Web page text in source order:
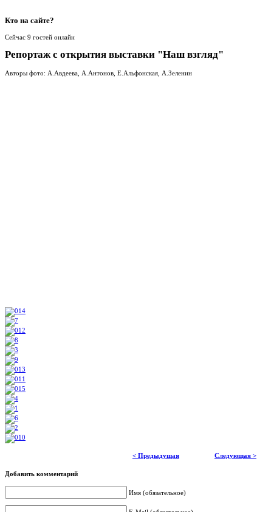
Кто на сайте?
Сейчас 9 гостей онлайн
Репортаж с открытия выставки "Наш взгляд"
Авторы фото: А.Авдеева, А.Антонов, Е.Альфонская, А.Зеленин
< Предыдущая Следующая >
Добавить комментарий
Имя (обязательное)